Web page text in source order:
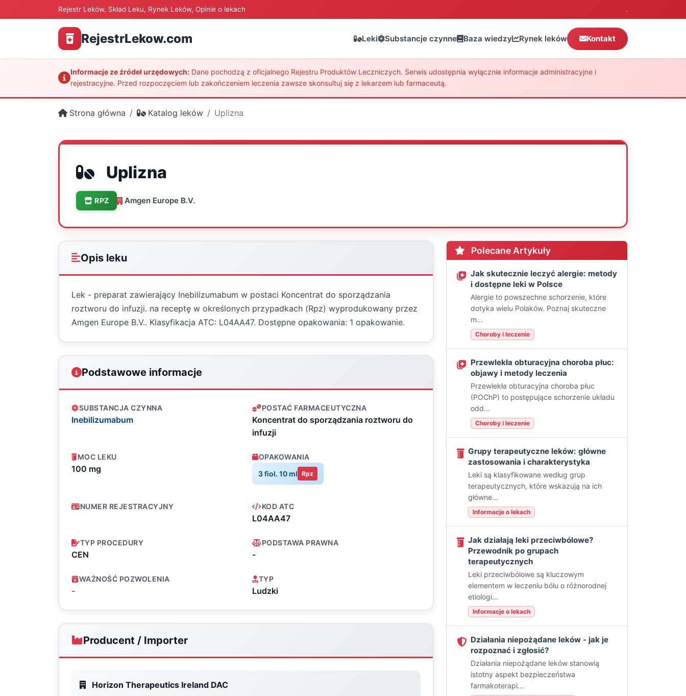
Rejestr Leków, Skład Leku, Rynek Leków, Opinie o lekach .
RejestrLekow.com Leki Substancje czynne Baza wiedzy Rynek leków Kontakt
Informacje ze źródeł urzędowych: Dane pochodzą z oficjalnego Rejestru Produktów Leczniczych. Serwis udostępnia wyłącznie informacje administracyjne i
rejestracyjne. Przed rozpoczęciem lub zakończeniem leczenia zawsze skonsultuj się z lekarzem lub farmaceutą.
Strona główna Katalog leków Uplizna
Uplizna
RPZ Amgen Europe B.V.
Opis leku
Lek - preparat zawierający Inebilizumabum w postaci Koncentrat do sporządzania
roztworu do infuzji. na receptę w określonych przypadkach (Rpz) wyprodukowany przez
Amgen Europe B.V.. Klasyfikacja ATC: L04AA47. Dostępne opakowania: 1 opakowanie.
Podstawowe informacje
SUBSTANCJA CZYNNA
Inebilizumabum
POSTAĆ FARMACEUTYCZNA
Koncentrat do sporządzania roztworu do
infuzji
MOC LEKU
100 mg
OPAKOWANIA
3 fiol. 10 ml Rpz
NUMER REJESTRACYJNY KOD ATC
L04AA47
TYP PROCEDURY
CEN
PODSTAWA PRAWNA
-
WAŻNOŚĆ POZWOLENIA
-
TYP
Ludzki
Producent / Importer
Horizon Therapeutics Ireland DAC
Polecane Artykuły
Jak skutecznie leczyć alergie: metody
i dostępne leki w Polsce
Alergie to powszechne schorzenie, które
dotyka wielu Polaków. Poznaj skuteczne
m...
Choroby i leczenie
Przewlekła obturacyjna choroba płuc:
objawy i metody leczenia
Przewlekła obturacyjna choroba płuc
(POChP) to postępujące schorzenie układu
odd...
Choroby i leczenie
Grupy terapeutyczne leków: główne
zastosowania i charakterystyka
Leki są klasyfikowane według grup
terapeutycznych, które wskazują na ich
główne...
Informacje o lekach
Jak działają leki przeciwbólowe?
Przewodnik po grupach
terapeutycznych
Leki przeciwbólowe są kluczowym
elementem w leczeniu bólu o różnorodnej
etiologi...
Informacje o lekach
Działania niepożądane leków - jak je
rozpoznać i zgłosić?
Działania niepożądane leków stanowią
istotny aspekt bezpieczeństwa
farmakoterapi...